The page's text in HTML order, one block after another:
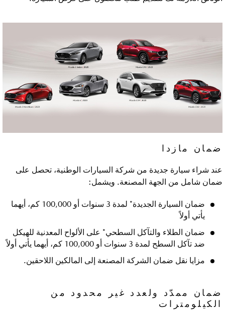
ضمان مازدا
عند شراء سيارة جديدة من شركة السيارات الوطنية، تحصل على
ضمان شامل من الجهة المصنعة. ويشمل:
ضمان السيارة الجديدة* لمدة 3 سنوات أو 100,000 كم، أيهما
يأتي أولاً
ضمان الطلاء والتآكل السطحي* على الألواح المعدنية للهيكل
ضد تآكل السطح لمدة 3 سنوات أو 100,000 كم، أيهما يأتي أولاً
مزايا نقل ضمان الشركة المصنعة إلى المالكين اللاحقين.
ضمان ممدّد ولعدد غير محدود من
الكيلومترات